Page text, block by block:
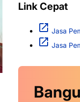
Link Cepat
Jasa
Jasa